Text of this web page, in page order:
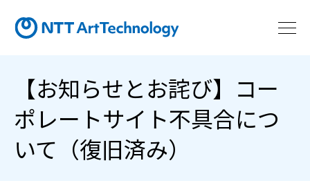
【お知らせとお詫び】コー
ポレートサイト不具合につ
いて（復旧済み）